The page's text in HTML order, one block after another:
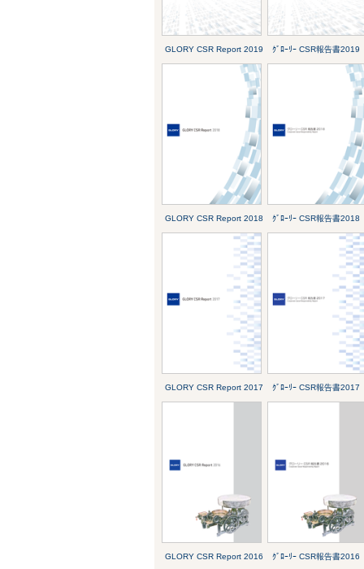
GLORY CSR Report 2019 ｸﾞﾛｰﾘｰ CSR報告書2019
GLORY CSR Report 2018 ｸﾞﾛｰﾘｰ CSR報告書2018
GLORY CSR Report 2017 ｸﾞﾛｰﾘｰ CSR報告書2017
GLORY CSR Report 2016 ｸﾞﾛｰﾘｰ CSR報告書2016